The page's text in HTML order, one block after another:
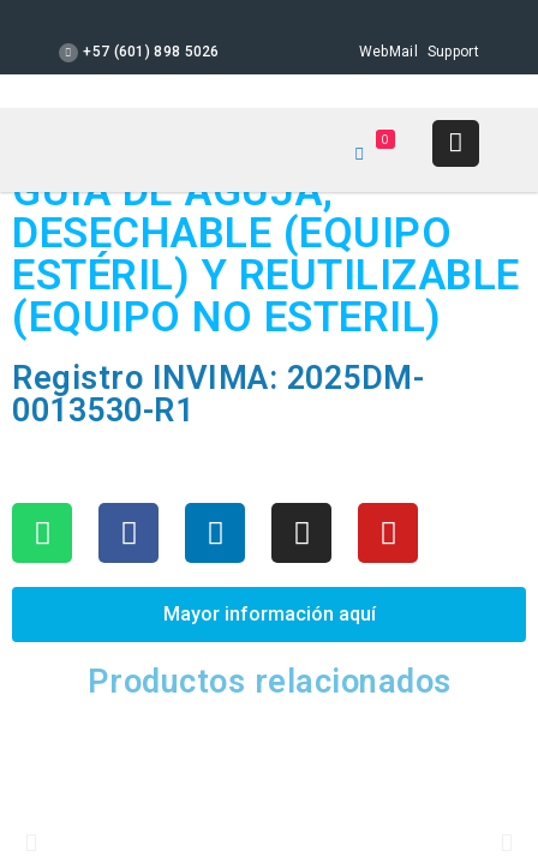
+57 (601) 898 5026 WebMail Support
0
GUÍA DE AGUJA,
DESECHABLE (EQUIPO
ESTÉRIL) Y REUTILIZABLE
(EQUIPO NO ESTERIL)
Registro INVIMA: 2025DM-
0013530-R1
Mayor información aquí
Productos relacionados